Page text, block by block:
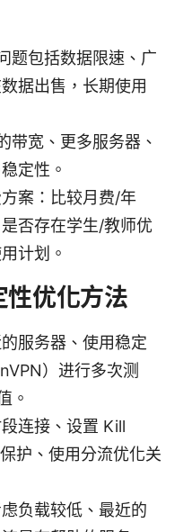
题包括数据限速、广
据出售，长期使用
带宽、更多服务器、
定性。
案：比较月费/年
否存在学生/教师优
计划。
优化方法
服务器、使用稳定
）进行多次测
。
连接、设置 Kill
护、使用分流优化关
负载较低、最近的